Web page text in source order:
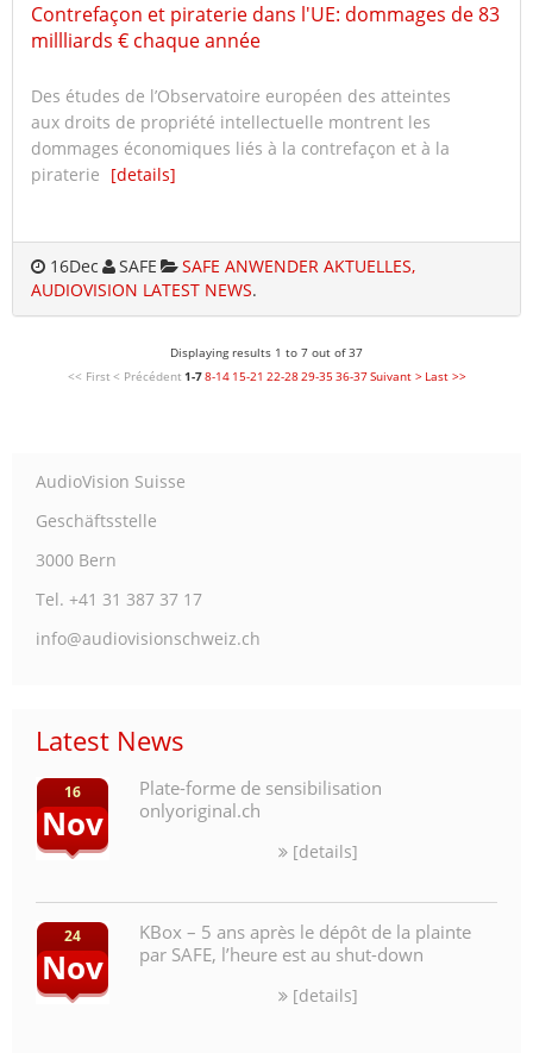
Contrefaçon et piraterie dans l'UE: dommages de 83
millliards € chaque année
Des études de l’Observatoire européen des atteintes
aux droits de propriété intellectuelle montrent les
dommages économiques liés à la contrefaçon et à la
piraterie [details]
16Dec SAFE
SAFE ANWENDER AKTUELLES,
AUDIOVISION LATEST NEWS.
Displaying results 1 to 7 out of 37
<< First < Précédent 1-78-14 15-21 22-2829-35 36-37Suivant > Last >>
AudioVision Suisse
Geschäftsstelle
3000 Bern
Tel. +41 31 387 37 17
info@audiovisionschweiz.ch
Latest News
16
Nov
Plate-forme de sensibilisation
onlyoriginal.ch
[details]
24
Nov
KBox – 5 ans après le dépôt de la plainte
par SAFE, l’heure est au shut-down
[details]